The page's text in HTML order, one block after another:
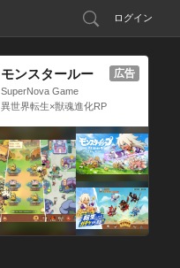
ログイン
モンスタールー
プ：獣神転生
SuperNova Game
異世界転生×獣魂進化RP
広告